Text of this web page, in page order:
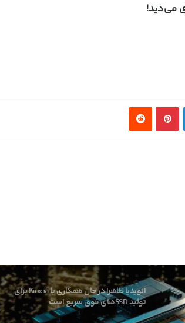
می‌دید!
لینکدین ‫پین‌ترست‫رددیت
Edition را با قیمت ۲۳۰۰ دلار عرضه کرد
انویدیا ظاهرا در حال همکاری با Kioxia برای
تولید SSDهای فوق سریع است